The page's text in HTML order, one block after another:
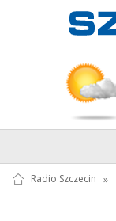
Radio Szczecin »